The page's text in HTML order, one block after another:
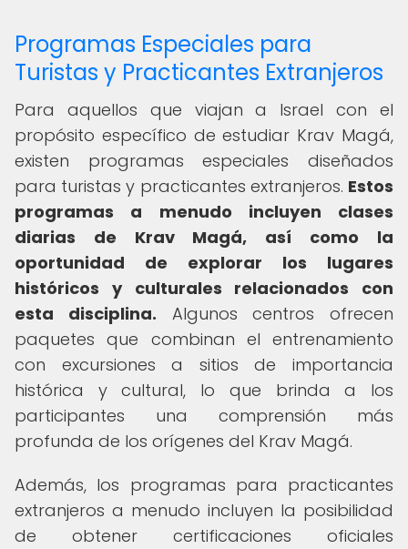
Programas Especiales para
Turistas y Practicantes Extranjeros
Para aquellos que viajan a Israel con el
propósito específico de estudiar Krav Magá,
existen programas especiales diseñados
para turistas y practicantes extranjeros. Estos
programas a menudo incluyen clases
diarias de Krav Magá, así como la
oportunidad de explorar los lugares
históricos y culturales relacionados con
esta disciplina. Algunos centros ofrecen
paquetes que combinan el entrenamiento
con excursiones a sitios de importancia
histórica y cultural, lo que brinda a los
participantes una comprensión más
profunda de los orígenes del Krav Magá.
Además, los programas para practicantes
extranjeros a menudo incluyen la posibilidad
de obtener certificaciones oficiales